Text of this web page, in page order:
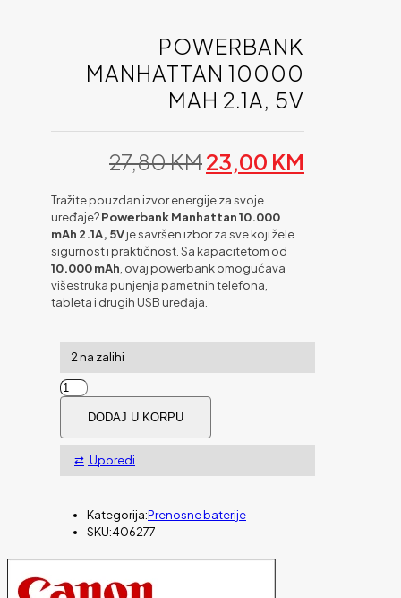
POWERBANK
MANHATTAN 10000
MAH 2.1A, 5V
27,80KMOriginal
price
was:
27,80 KM.
23,00 KM
price
Tražite pouzdan izvor energije za svoje
uređaje?PowerbankManhattan 10.000
mAh 2.1A, 5Vje savršen izbor za sve koji žele
sigurnost i praktičnost. Sa kapacitetom od
10.000 mAh , ovaj powerbank omogućava
višestruka punjenja pametnih telefona,
tableta i drugih USB uređaja.
2 na zalihi
POWERBANK
MANHATTAN
10000
mAh
2.1A,
DODAJ U KORPU
Uporedi
Kategorija:Prenosne baterije
SKU:406277